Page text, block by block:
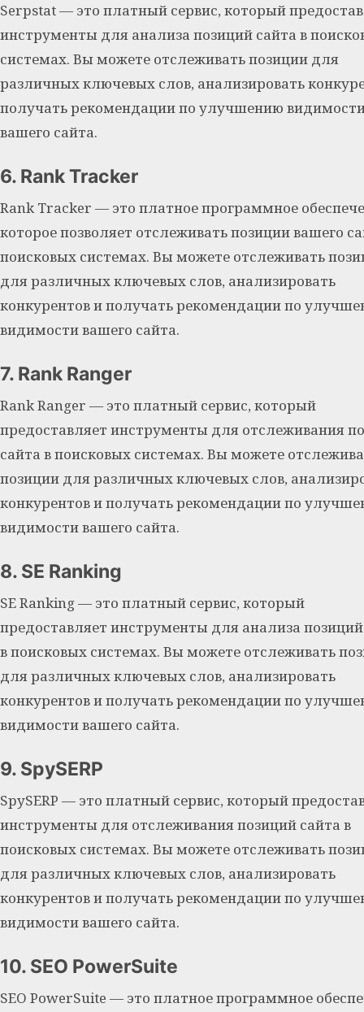
Serpstat — это платный сервис, который
инструменты для анализа позиций сайта в
системах. Вы можете отслеживать позиции для
различных ключевых слов, анализировать
получать рекомендации по улучшению
вашего сайта.
6. Rank Tracker
Rank Tracker — это платное программное
которое позволяет отслеживать позиции вашего
поисковых системах. Вы можете отслеживать
для различных ключевых слов, анализировать
конкурентов и получать рекомендации по
видимости вашего сайта.
7. Rank Ranger
Rank Ranger — это платный сервис, который
предоставляет инструменты для отслеживания
сайта в поисковых системах. Вы можете
позиции для различных ключевых слов,
конкурентов и получать рекомендации по
видимости вашего сайта.
8. SE Ranking
SE Ranking — это платный сервис, который
предоставляет инструменты для анализа
в поисковых системах. Вы можете отслеживать
для различных ключевых слов, анализировать
конкурентов и получать рекомендации по
видимости вашего сайта.
9. SpySERP
SpySERP — это платный сервис, который
инструменты для отслеживания позиций сайта в
поисковых системах. Вы можете отслеживать
для различных ключевых слов, анализировать
конкурентов и получать рекомендации по
видимости вашего сайта.
10. SEO PowerSuite
SEO PowerSuite — это платное программное